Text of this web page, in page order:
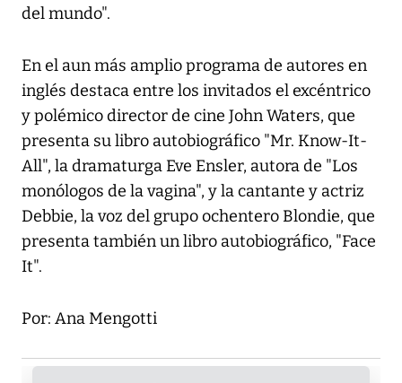
del mundo".
En el aun más amplio programa de autores en
inglés destaca entre los invitados el excéntrico
y polémico director de cine John Waters, que
presenta su libro autobiográfico "Mr. Know-It-
All", la dramaturga Eve Ensler, autora de "Los
monólogos de la vagina", y la cantante y actriz
Debbie, la voz del grupo ochentero Blondie, que
presenta también un libro autobiográfico, "Face
It".
Por: Ana Mengotti